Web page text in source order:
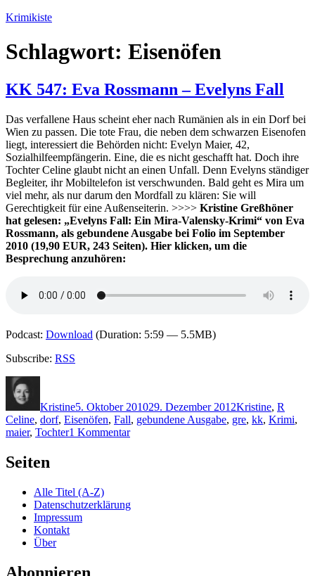
Zum
springen
Krimikiste
Schlagwort: Eisenöfen
KK 547: Eva Rossmann – Evelyns Fall
Das verfallene Haus scheint eher nach Rumänien als in ein Dorf bei
Wien zu passen. Die tote Frau, die neben dem schwarzen Eisenofen
liegt, interessiert die Behörden nicht: Evelyn Maier, 42,
Sozialhilfeempfängerin. Eine, die es nicht geschafft hat. Doch ihre
Tochter Celine glaubt nicht an einen Unfall. Denn Evelyns ständiger
Begleiter, ihr Mobiltelefon ist verschwunden. Bald geht es Mira um
viel mehr, als nur darum den Mordfall zu klären: Sie will
Gerechtigkeit für eine Außenseiterin. >>>> Kristine Greßhöner
hat gelesen: „Evelyns Fall: Ein Mira-Valensky-Krimi“ von Eva
Rossmann, als gebundene Ausgabe bei Folio im September
2010 (19,90 EUR, 243 Seiten). Hier klicken, um die
Besprechung anzuhören:
Podcast: Download (Duration: 5:59 — 5.5MB)
Subscribe: RSS
Kristine5. Oktober 201029. Dezember 2012Kristine, R
Celine, dorf, Eisenöfen, Fall, gebundene Ausgabe, gre, kk, Krimi,
maier, Tochter1 Kommentarzu
Evelyns
Seiten
Alle Titel (A-Z)
Datenschutzerklärung
Impressum
Kontakt
Über
Abonnieren